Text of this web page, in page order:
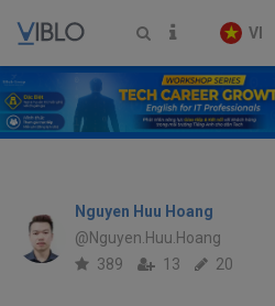
VI
Nguyen Huu Hoang
@Nguyen.Huu.Hoang
389 13 20